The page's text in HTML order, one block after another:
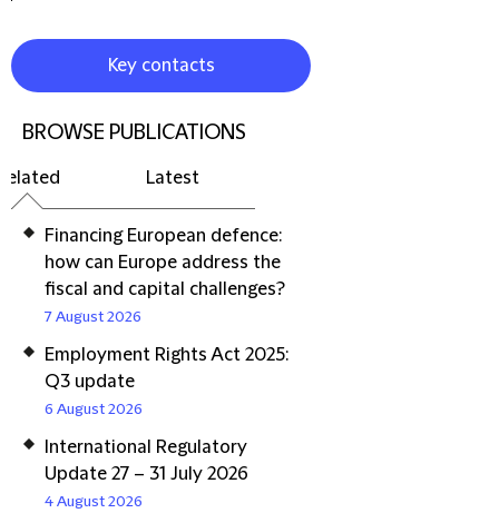
Key contacts
BROWSE PUBLICATIONS
Latest
Financing European defence:
how can Europe address the
fiscal and capital challenges?
7 August 2026
Employment Rights Act 2025:
Q3 update
6 August 2026
International Regulatory
Update 27 – 31 July 2026
4 August 2026